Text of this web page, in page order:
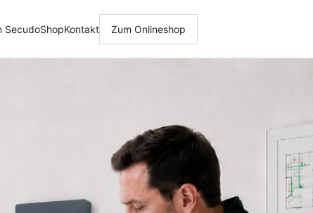
SecudoShopKontakt Zum Onlineshop